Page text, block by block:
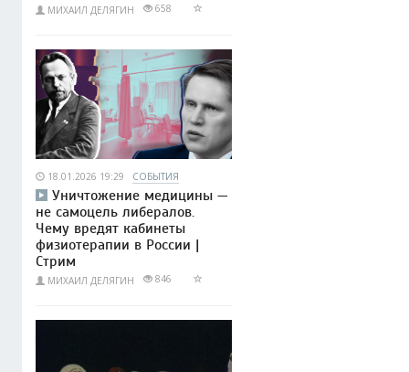
МИХАИЛ ДЕЛЯГИН 658
18.01.2026 19:29 СОБЫТИЯ
Уничтожение медицины —
не самоцель либералов.
Чему вредят кабинеты
физиотерапии в России |
Стрим
МИХАИЛ ДЕЛЯГИН 846